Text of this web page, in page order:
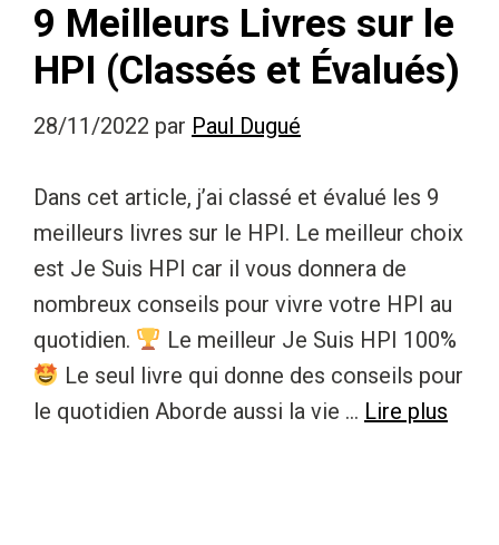
9 Meilleurs Livres sur le
HPI (Classés et Évalués)
28/11/2022 par Paul Dugué
Dans cet article, j’ai classé et évalué les 9
meilleurs livres sur le HPI. Le meilleur choix
est Je Suis HPI car il vous donnera de
nombreux conseils pour vivre votre HPI au
quotidien.
Le meilleur Je Suis HPI 100%
Le seul livre qui donne des conseils pour
le quotidien Aborde aussi la vie … Lire plus